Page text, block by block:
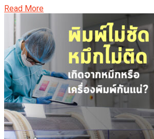
Read More